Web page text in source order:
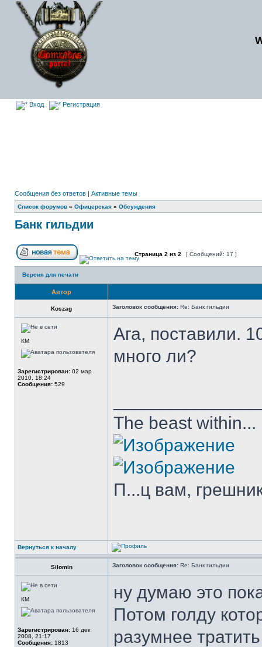
Вход Регистрация
Сообщения без ответов | Активные темы
Список форумов » Офицерская » Обсуждения
Банк гильдии
Страница 2 из 2 [ Сообщений: 17 ]
Версия для печати
Автор
Koszag Заголовок сообщения: Re: Банк гильдии
КМ
Зарегистрирован: 02 мар
2010, 18:24
Сообщения: 529
Ага, поставили.
много ли?
The beast within...
П...ц вам,
Вернуться к началу
Silomin Заголовок сообщения: Re: Банк гильдии
КМ
Зарегистрирован: 16 дек
2008, 21:17
Сообщения: 1813
ну думаю это
Потом голду
разумнее